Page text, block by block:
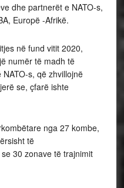
dhe partnerët e NATO-s,
Europë -Afrikë.
në fund vitit 2020,
numër të madh të
s, që zhvillojnë
se, çfarë ishte
nga 27 kombe,
të
30 zonave të trajnimit